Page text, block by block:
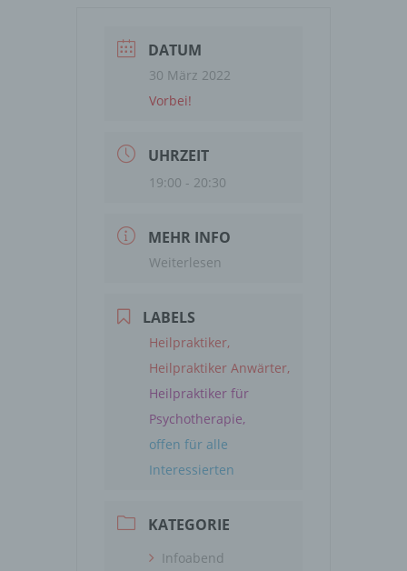
DATUM
30 März 2022
Vorbei!
UHRZEIT
19:00 - 20:30
MEHR INFO
Weiterlesen
LABELS
Heilpraktiker,
Heilpraktiker Anwärter,
Heilpraktiker für
Psychotherapie,
offen für alle
Interessierten
KATEGORIE
Infoabend